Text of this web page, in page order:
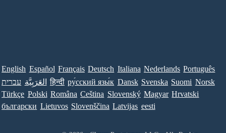
English Español Français Deutsch Italiana Nederlands Português
עברית العَرَبِيَّة हिन्दी ру́сский язы́к Dansk Svenska Suomi Norsk
Türkçe Polski Româna Ceština Slovenský Magyar Hrvatski
български Lietuvos Slovenščina Latvijas eesti